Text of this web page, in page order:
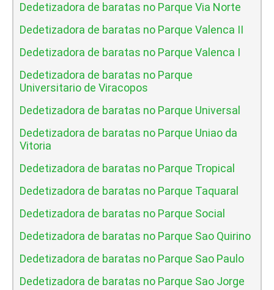
Dedetizadora de baratas no Parque Via Norte
Dedetizadora de baratas no Parque Valenca II
Dedetizadora de baratas no Parque Valenca I
Dedetizadora de baratas no Parque
Universitario de Viracopos
Dedetizadora de baratas no Parque Universal
Dedetizadora de baratas no Parque Uniao da
Vitoria
Dedetizadora de baratas no Parque Tropical
Dedetizadora de baratas no Parque Taquaral
Dedetizadora de baratas no Parque Social
Dedetizadora de baratas no Parque Sao Quirino
Dedetizadora de baratas no Parque Sao Paulo
Dedetizadora de baratas no Parque Sao Jorge